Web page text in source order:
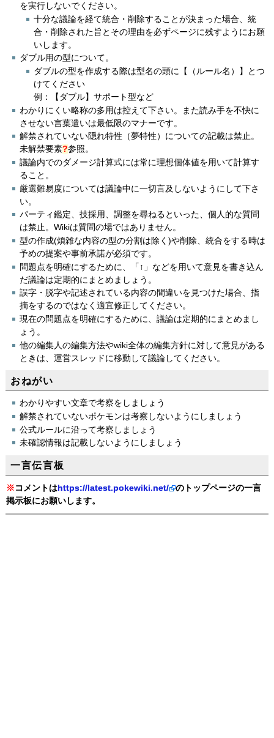
を実行しないでください。
十分な議論を経て統合・削除することが決まった場合、統
合・削除された旨とその理由を必ずページに残すようにお願
いします。
ダブル用の型について。
ダブルの型を作成する際は型名の頭に【（ルール名）】とつ
けてください
例：【ダブル】サポート型など
わかりにくい略称の多用は控えて下さい。また読み手を不快に
させない言葉遣いは最低限のマナーです。
解禁されていない隠れ特性（夢特性）についての記載は禁止。
未解禁要素?参照。
議論内でのダメージ計算式には常に理想個体値を用いて計算す
ること。
厳選難易度については議論中に一切言及しないようにして下さ
い。
パーティ鑑定、技採用、調整を尋ねるといった、個人的な質問
は禁止。Wikiは質問の場ではありません。
型の作成(煩雑な内容の型の分割は除く)や削除、統合をする時は
予めの提案や事前承諾が必須です。
問題点を明確にするために、「↑」などを用いて意見を書き込ん
だ議論は定期的にまとめましょう。
誤字・脱字や記述されている内容の間違いを見つけた場合、指
摘をするのではなく適宜修正してください。
現在の問題点を明確にするために、議論は定期的にまとめまし
ょう。
他の編集人の編集方法やwiki全体の編集方針に対して意見がある
ときは、運営スレッドに移動して議論してください。
おねがい
わかりやすい文章で考察をしましょう
解禁されていないポケモンは考察しないようにしましょう
公式ルールに沿って考察しましょう
未確認情報は記載しないようにしましょう
一言伝言板
※ コメントは https://latest.pokewiki.net/
のトップページの一言
掲示板にお願いします。